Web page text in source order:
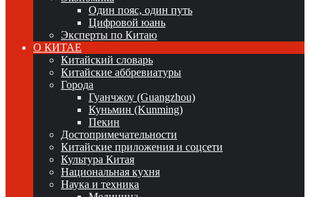
Один пояс, один путь
Цифровой юань
Эксперты по Китаю
О КИТАЕ
Китайский словарь
Китайские аббревиатуры
Города
Гуанчжоу (Guangzhou)
Куньмин (Kunming)
Пекин
Достопримечательности
Китайские приложения и соцсети
Культура Китая
Национальная кухня
Наука и техника